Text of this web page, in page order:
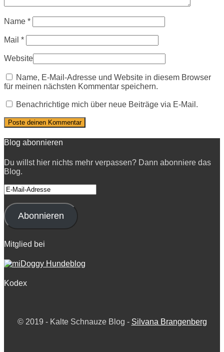
Name *
Mail *
Website
Name, E-Mail-Adresse und Website in diesem Browser
für meinen nächsten Kommentar speichern.
Benachrichtige mich über neue Beiträge via E-Mail.
Blog abonnieren
Du willst hier nichts mehr verpassen? Dann abonniere das
Blog.
E-
Mail-
Adresse
Abonnieren
Mitglied bei
Kodex
© 2019 - Kalte Schnauze Blog - Silvana Brangenberg